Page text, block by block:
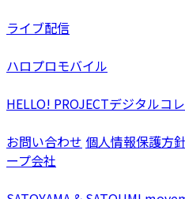
ライブ配信
ハロプロモバイル
HELLO! PROJECTデジタルコ
お問い合わせ 個人情報保護方
ープ会社